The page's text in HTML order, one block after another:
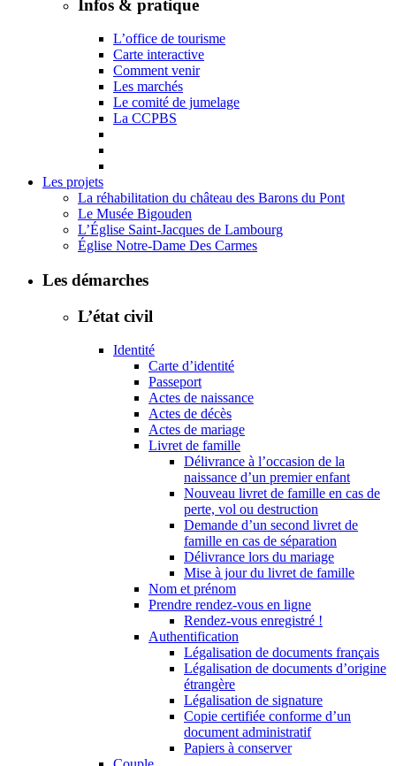
Infos & pratique
L’office de tourisme
Carte interactive
Comment venir
Les marchés
Le comité de jumelage
La CCPBS
Les projets
La réhabilitation du château des Barons du Pont
Le Musée Bigouden
L’Église Saint-Jacques de Lambourg
Église Notre-Dame Des Carmes
Les démarches
L’état civil
Identité
Carte d’identité
Passeport
Actes de naissance
Actes de décès
Actes de mariage
Livret de famille
Délivrance à l’occasion de la
naissance d’un premier enfant
Nouveau livret de famille en cas de
perte, vol ou destruction
Demande d’un second livret de
famille en cas de séparation
Délivrance lors du mariage
Mise à jour du livret de famille
Nom et prénom
Prendre rendez-vous en ligne
Rendez-vous enregistré !
Authentification
Légalisation de documents français
Légalisation de documents d’origine
étrangère
Légalisation de signature
Copie certifiée conforme d’un
document administratif
Papiers à conserver